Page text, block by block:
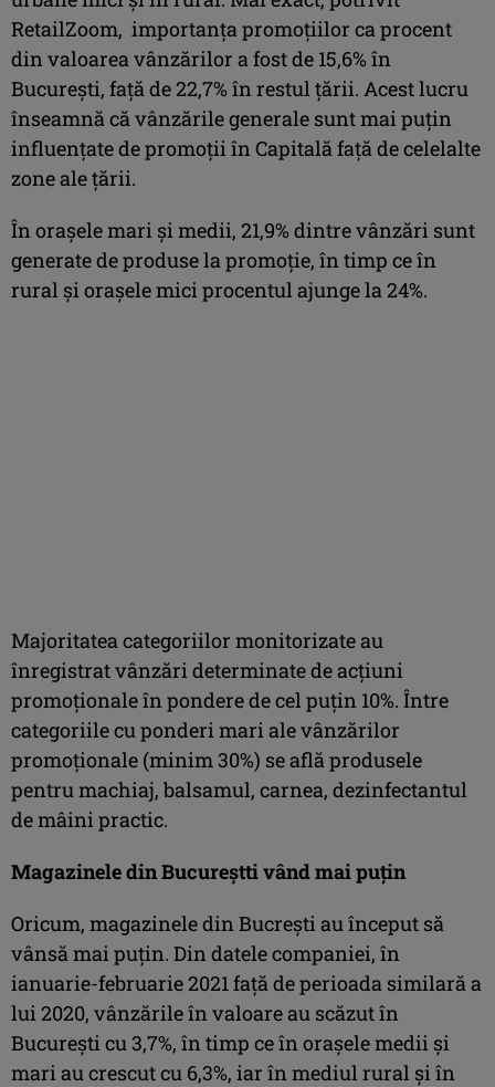
RetailZoom, importanța promoțiilor ca procent
din valoarea vânzărilor a fost de 15,6% în
București, față de 22,7% în restul țării. Acest lucru
înseamnă că vânzările generale sunt mai puțin
influențate de promoții în Capitală față de celelalte
zone ale țării.
În orașele mari și medii, 21,9% dintre vânzări sunt
generate de produse la promoție, în timp ce în
rural și orașele mici procentul ajunge la 24%.
Majoritatea categoriilor monitorizate au
înregistrat vânzări determinate de acțiuni
promoționale în pondere de cel puțin 10%. Între
categoriile cu ponderi mari ale vânzărilor
promoționale (minim 30%) se află produsele
pentru machiaj, balsamul, carnea, dezinfectantul
de mâini practic.
Magazinele din Bucureștti vând mai puțin
Oricum, magazinele din Bucrești au început să
vânsă mai puțin. Din datele companiei, în
ianuarie-februarie 2021 față de perioada similară a
lui 2020, vânzările în valoare au scăzut în
București cu 3,7%, în timp ce în orașele medii și
mari au crescut cu 6,3%, iar în mediul rural și în